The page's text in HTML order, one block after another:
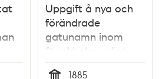
Uppgift å nya och
förändrade
gatunamn inom
Stockholm enligt
Överståthållare-
1885